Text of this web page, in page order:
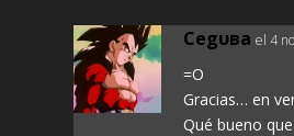
Cegυвa el 4
=O
Gracias… en
Qué bueno